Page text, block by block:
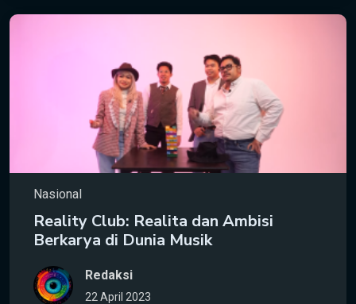
Nasional
Reality Club: Realita dan Ambisi
Berkarya di Dunia Musik
Redaksi
22 April 2023